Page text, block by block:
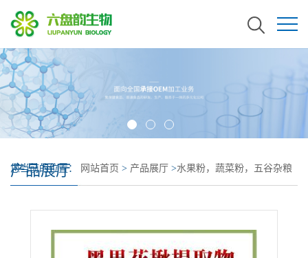
产品展厅
您当前的位置： 网站首页 > 产品展厅 >水果粉，蔬菜粉，五谷杂粮